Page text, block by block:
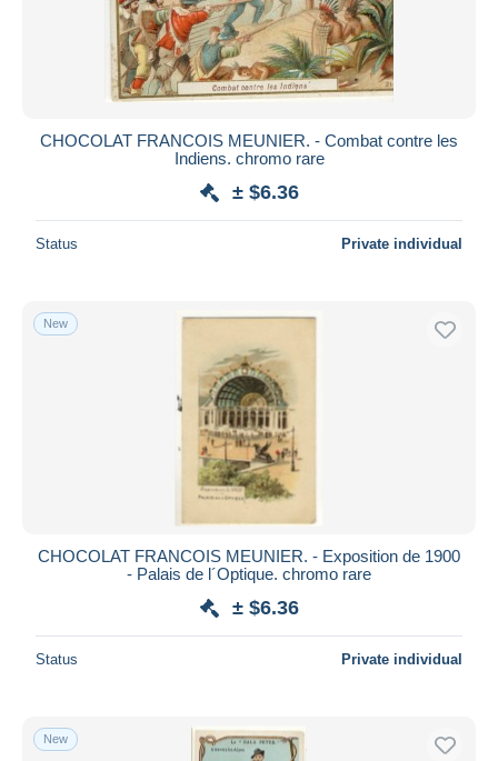
CHOCOLAT FRANCOIS MEUNIER. - Combat contre les
Indiens. chromo rare
± $6.36
Status Private individual
New
CHOCOLAT FRANCOIS MEUNIER. - Exposition de 1900
- Palais de l´Optique. chromo rare
± $6.36
Status Private individual
New